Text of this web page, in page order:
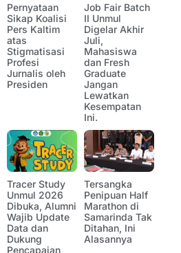
Pernyataan
Sikap Koalisi
Pers Kaltim
atas
Stigmatisasi
Profesi
Jurnalis oleh
Presiden
Job Fair Batch
II Unmul
Digelar Akhir
Juli,
Mahasiswa
dan Fresh
Graduate
Jangan
Lewatkan
Kesempatan
Ini.
Tracer Study
Unmul 2026
Dibuka, Alumni
Wajib Update
Data dan
Dukung
Pencapaian
Tersangka
Penipuan Half
Marathon di
Samarinda Tak
Ditahan, Ini
Alasannya